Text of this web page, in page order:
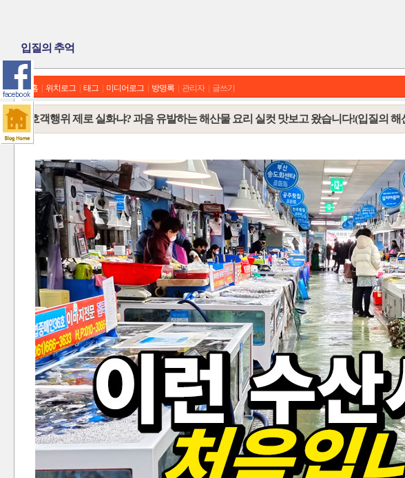
입질의 추억
홈 위치로그 태그 미디어로그 방명록 관리자 글쓰기
호객행위 제로 실화냐? 과음 유발하는 해산물 요리 실컷 맛보고 왔습니다!(입질의
카테고리